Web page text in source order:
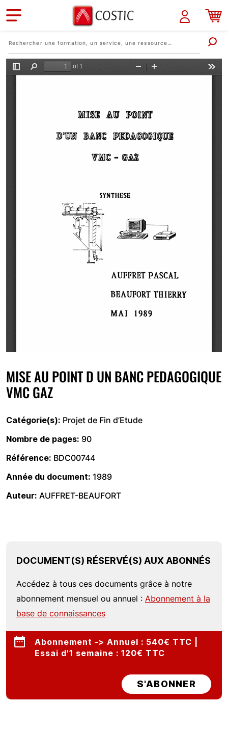
Aller au contenu principal
MISE AU POINT D UN BANC PEDAGOGIQUE
VMC GAZ
Catégorie(s) Projet de Fin d’Etude
Nombre de pages 90
Référence BDC00744
Année du document 1989
Auteur AUFFRET-BEAUFORT
DOCUMENT(S) RÉSERVÉ(S) AUX ABONNÉS
Accédez à tous ces documents grâce à notre
abonnement mensuel ou annuel : Abonnement à la
base de connaissances
Abonnement -> Annuel : 540€ TTC |
Essai d'1 semaine : 120€ TTC
S'ABONNER